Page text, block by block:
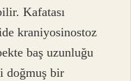
Kafatası
kraniyosinostoz
baş uzunluğu
doğmuş bir